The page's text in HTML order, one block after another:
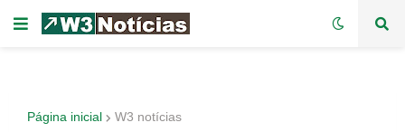
Página inicial W3 notícias